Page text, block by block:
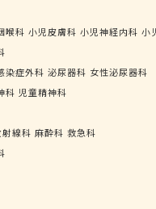
喉科 小児皮膚科 小児神経内科 小
染症外科 泌尿器科 女性泌尿器科
科 児童精神科
射線科 麻酔科 救急科